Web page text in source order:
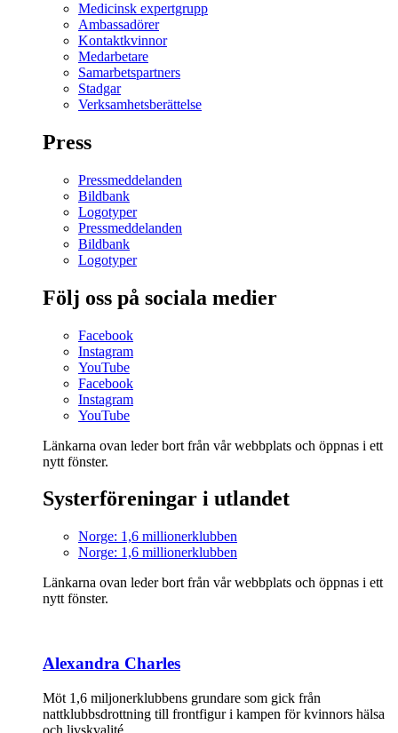
Medicinsk expertgrupp
Ambassadörer
Kontaktkvinnor
Medarbetare
Samarbetspartners
Stadgar
Verksamhetsberättelse
Press
Pressmeddelanden
Bildbank
Logotyper
Pressmeddelanden
Bildbank
Logotyper
Följ oss på sociala medier
Facebook
Instagram
YouTube
Facebook
Instagram
YouTube
Länkarna ovan leder bort från vår webbplats och öppnas i ett
nytt fönster.
Systerföreningar i utlandet
Norge: 1,6 millionerklubben
Norge: 1,6 millionerklubben
Länkarna ovan leder bort från vår webbplats och öppnas i ett
nytt fönster.
Alexandra Charles
Möt 1,6 miljonerklubbens grundare som gick från
nattklubbsdrottning till frontfigur i kampen för kvinnors hälsa
och livskvalité.